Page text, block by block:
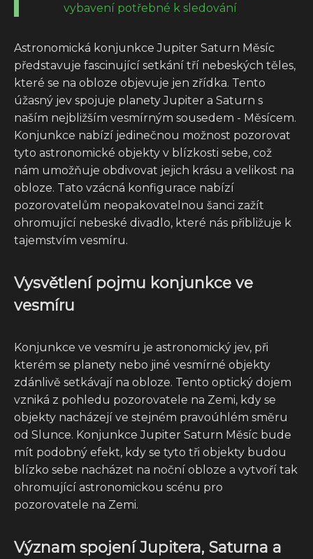
vybavení potřebné k sledování
Astronomická konjunkce Jupiter Saturn Měsíc
představuje fascinující setkání tří nebeských těles,
které se na obloze objevuje jen zřídka. Tento
úžasný jev spojuje planety Jupiter a Saturn s
naším nejbližším vesmírným sousedem - Měsícem.
Konjunkce nabízí jedinečnou možnost pozorovat
tyto astronomické objekty v blízkosti sebe, což
nám umožňuje obdivovat jejich krásu a velikost na
obloze. Tato vzácná konfigurace nabízí
pozorovatelům neopakovatelnou šanci zažít
ohromující nebeské divadlo, které nás přibližuje k
tajemstvím vesmíru.
Vysvětlení pojmu konjunkce ve
vesmíru
Konjunkce ve vesmíru je astronomický jev, při
kterém se planety nebo jiné vesmírné objekty
zdánlivě setkávají na obloze. Tento optický dojem
vzniká z pohledu pozorovatele na Zemi, kdy se
objekty nacházejí ve stejném pravoúhlém směru
od Slunce. Konjunkce Jupiter Saturn Měsíc bude
mít podobný efekt, kdy se tyto tři objekty budou
blízko sebe nacházet na noční obloze a vytvoří tak
ohromující astronomickou scénu pro
pozorovatele na Zemi.
Význam spojení Jupitera, Saturna a